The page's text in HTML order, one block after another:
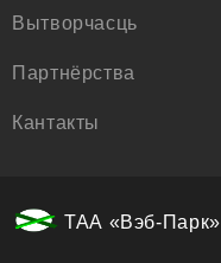
Вытворчасць
Партнёрства
Кантакты
ТАА «Вэб-Парк»